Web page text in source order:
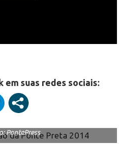
suas redes sociais:
PontePress